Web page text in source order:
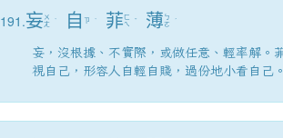
191.妄 ㄨ
ㄤ
ˋ 自 ㄗ ˋ 菲 ㄈ
ㄟ
ˇ 薄 ㄅ
ㄛ
ˊ
妄，沒根據、不實際，或做任意、輕率解。
視自己，形容人自輕自賤，過份地小看自己。